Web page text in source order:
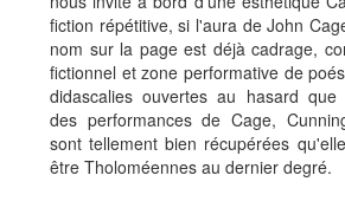
fiction répétitive, si l'aura de John
nom sur la page est déjà cadrage,
fictionnel et zone performative de
didascalies ouvertes au hasard que
des performances de Cage,
sont tellement bien récupérées
être Tholoméennes au dernier degré.